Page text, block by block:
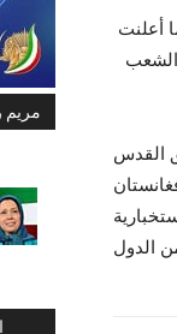
أعلنت
الشعب
القدس
الدول